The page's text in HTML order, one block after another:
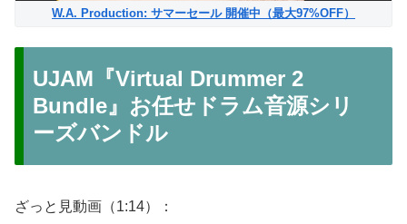
W.A. Production: サマーセール 開催中（最大97%OFF）
UJAM『Virtual Drummer 2
Bundle』お任せドラム音源シリ
ーズバンドル
ざっと見動画（1:14）：